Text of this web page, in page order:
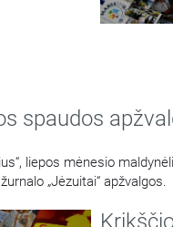
spaudos
liepos mėnesio
„Jėzuitai“ apžvalgos.